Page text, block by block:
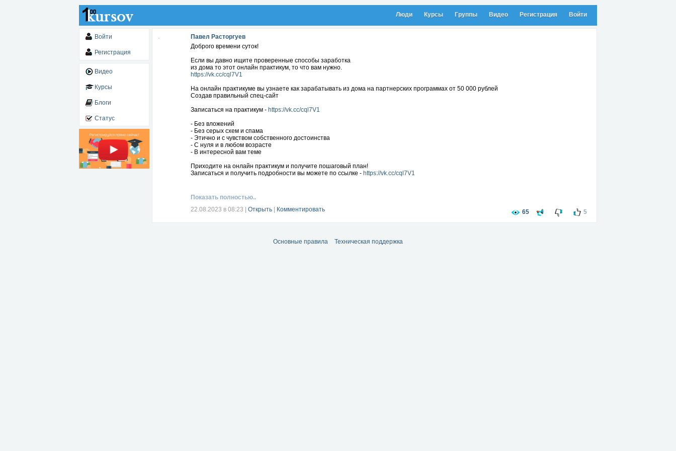
Люди Курсы Группы Видео Регистрация Войти
Войти
Регистрация
Видео
Курсы
Блоги
Статус
Павел Расторгуев
Доброго времени суток!
Если вы давно ищите проверенные способы заработка
из дома то этот онлайн практикум, то что вам нужно.
https://vk.cc/cql7V1
На онлайн практикуме вы узнаете как зарабатывать из дома на партнерских программах от 50 000 рублей
Создав правильный спец-сайт
Записаться на практикум - https://vk.cc/cql7V1
- Без вложений
- Без серых схем и спама
- Этично и с чувством собственного достоинства
- С нуля и в любом возрасте
- В интересной вам теме
Приходите на онлайн практикум и получите пошаговый план!
Записаться и получить подробности вы можете по ссылке - https://vk.cc/cql7V1
Показать полностью..
22.08.2023 в 08:23
Открыть Комментировать 65 5
Основные правила Техническая поддержка